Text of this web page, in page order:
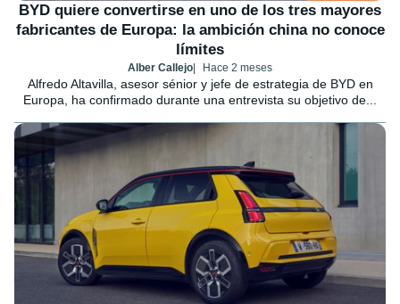
BYD quiere convertirse en uno de los tres mayores
fabricantes de Europa: la ambición china no conoce
límites
Alber Callejo Hace 2 meses
Alfredo Altavilla, asesor sénior y jefe de estrategia de BYD en
Europa, ha confirmado durante una entrevista su objetivo de...